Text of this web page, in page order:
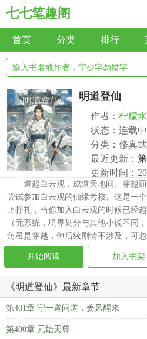
七七笔趣阁
首页 分类 排行
明道登仙
作者： 柠檬
状态：连载中
分类：修真
最近更新：
更新时间：
道起白云观，成道天地间。穿越
尝试参加白云观的仙缘考核。这是一
上挣扎，当你加入白云观的时候已经
（无系统，境界划分与其他小说不同
角虽是穿越，但后续剧情不涉及，可
开始阅读 加入书架
《明道登仙》最新章节
第401章 守一道问道，姜风醒来
第400章 元始天尊